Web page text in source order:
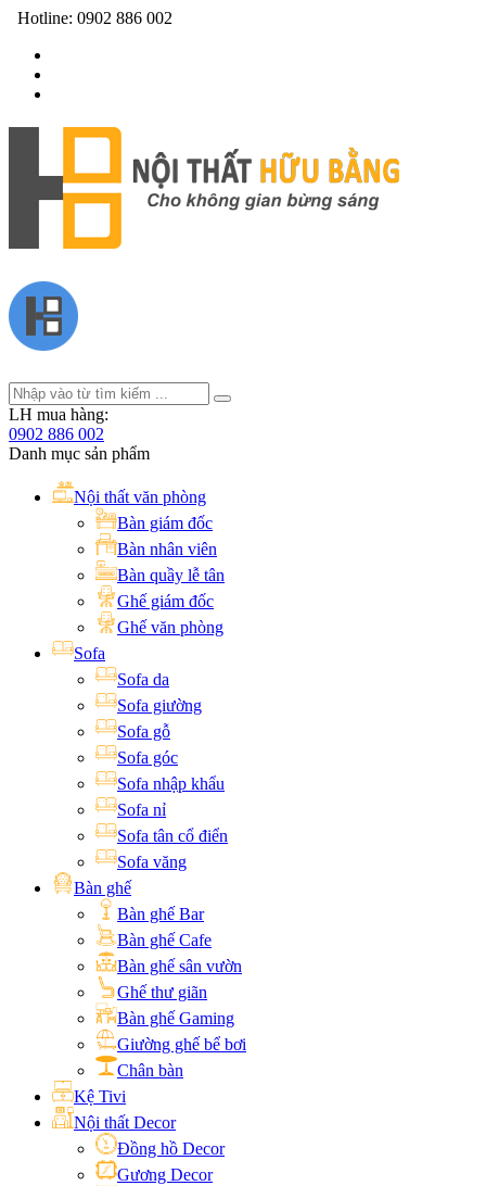
Hotline: 0902 886 002
LH mua hàng:
0902 886 002
Danh mục sản phẩm
Nội thất văn phòng
Bàn giám đốc
Bàn nhân viên
Bàn quầy lễ tân
Ghế giám đốc
Ghế văn phòng
Sofa
Sofa da
Sofa giường
Sofa gỗ
Sofa góc
Sofa nhập khẩu
Sofa nỉ
Sofa tân cổ điển
Sofa văng
Bàn ghế
Bàn ghế Bar
Bàn ghế Cafe
Bàn ghế sân vườn
Ghế thư giãn
Bàn ghế Gaming
Giường ghế bể bơi
Chân bàn
Kệ Tivi
Nội thất Decor
Đồng hồ Decor
Gương Decor